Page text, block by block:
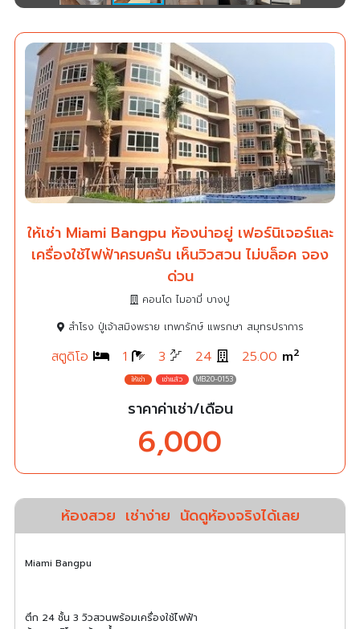
ให้เช่า Miami Bangpu ห้องน่าอยู่ เฟอร์นิเจอร์และ
เครื่องใช้ไฟฟ้าครบครัน เห็นวิวสวน ไม่บล็อค จอง
ด่วน
คอนโด ไมอามี่ บางปู
สำโรง ปู่เจ้าสมิงพราย เทพารักษ์ แพรกษา สมุทรปราการ
สตูดิโอ 1 3 24 25.00 m2
MB20-0153
ราคาค่าเช่า/เดือน
6,000
ห้องสวย เช่าง่าย นัดดูห้องจริงได้เลย
Miami Bangpu
ตึก 24 ชั้น 3 วิวสวนพร้อมเครื่องใช้ไฟฟ้า